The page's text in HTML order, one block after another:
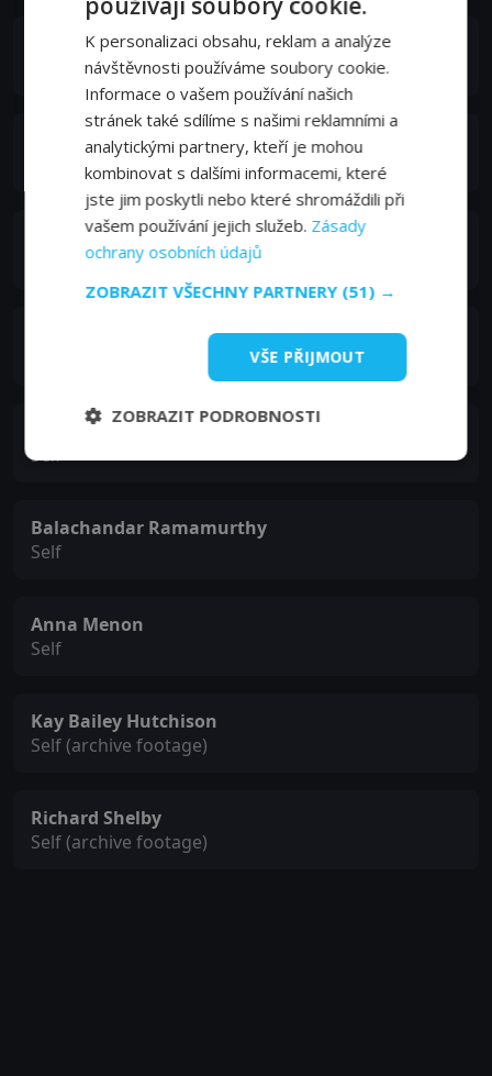
Lars Blackmore
Megan McArthur
Kiko Dontchev
Karen Nyberg
Self
Balachandar Ramamurthy
Self
Anna Menon
Self
Kay Bailey Hutchison
Self (archive footage)
Richard Shelby
Self (archive footage)
K personalizaci obsahu, reklam a analýze
návštěvnosti používáme soubory cookie.
Informace o vašem používání našich
stránek také sdílíme s našimi reklamními a
analytickými partnery, kteří je mohou
kombinovat s dalšími informacemi, které
jste jim poskytli nebo které shromáždili při
vašem používání jejich služeb. Zásady
ochrany osobních údajů
ZOBRAZIT VŠECHNY PARTNERY (51) →
VŠE PŘIJMOUT
ZOBRAZIT PODROBNOSTI